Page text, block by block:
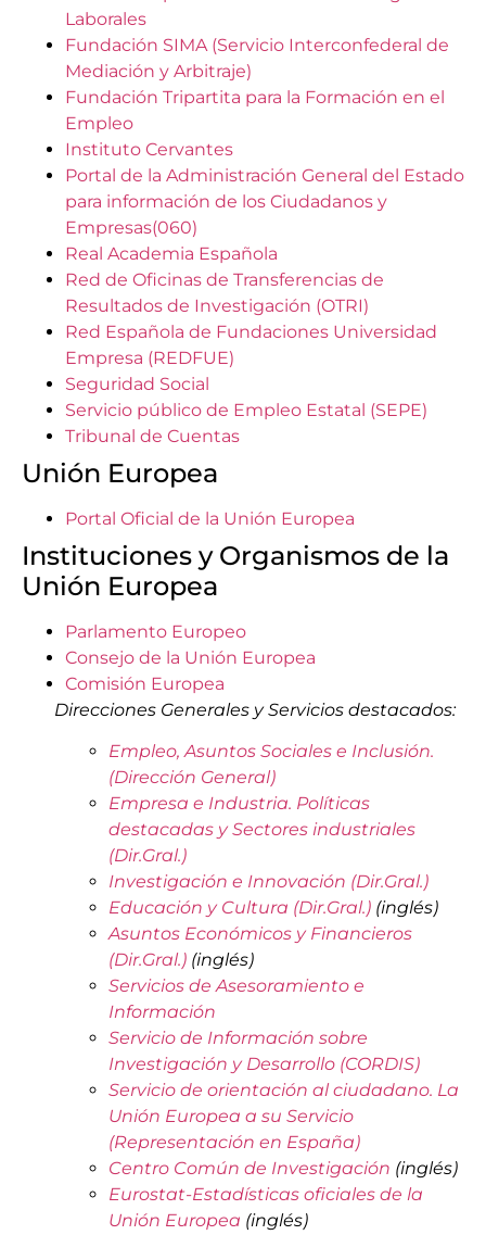
Laborales
Fundación SIMA (Servicio Interconfederal de
Mediación y Arbitraje)
Fundación Tripartita para la Formación en el
Empleo
Instituto Cervantes
Portal de la Administración General del Estado
para información de los Ciudadanos y
Empresas(060)
Real Academia Española
Red de Oficinas de Transferencias de
Resultados de Investigación (OTRI)
Red Española de Fundaciones Universidad
Empresa (REDFUE)
Seguridad Social
Servicio público de Empleo Estatal (SEPE)
Tribunal de Cuentas
Unión Europea
Portal Oficial de la Unión Europea
Instituciones y Organismos de la
Unión Europea
Parlamento Europeo
Consejo de la Unión Europea
Comisión Europea
Direcciones Generales y Servicios destacados:
Empleo, Asuntos Sociales e Inclusión.
(Dirección General)
Empresa e Industria. Políticas
destacadas y Sectores industriales
(Dir.Gral.)
Investigación e Innovación (Dir.Gral.)
Educación y Cultura (Dir.Gral.) (inglés)
Asuntos Económicos y Financieros
(Dir.Gral.) (inglés)
Servicios de Asesoramiento e
Información
Servicio de Información sobre
Investigación y Desarrollo (CORDIS)
Servicio de orientación al ciudadano. La
Unión Europea a su Servicio
(Representación en España)
Centro Común de Investigación (inglés)
Eurostat-Estadísticas oficiales de la
Unión Europea (inglés)